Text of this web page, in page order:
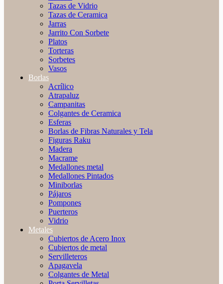
Tazas de Vidrio
Tazas de Ceramica
Jarras
Jarrito Con Sorbete
Platos
Torteras
Sorbetes
Vasos
Borlas
Acrílico
Atrapaluz
Campanitas
Colgantes de Ceramica
Esferas
Borlas de Fibras Naturales y Tela
Figuras Raku
Madera
Macrame
Medallones metal
Medallones Pintados
Miniborlas
Pájaros
Pompones
Puerteros
Vidrio
Metales
Cubiertos de Acero Inox
Cubiertos de metal
Servilleteros
Apagavela
Colgantes de Metal